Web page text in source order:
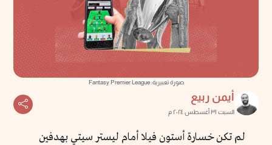
صورة تعبيرية: Fantasy Premier League
أيمن ربيع
السبت ٣١ أغسطس ٢٠٢٤ م
لم تكن خسارة أستون فيلا أمام ليستر سيتي بهدفين